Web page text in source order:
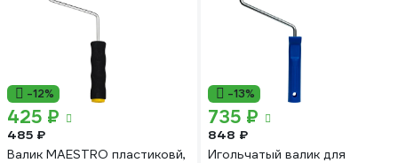
-12%
425 ₽
485 ₽
Валик MAESTRO пластиковй,
-13%
735 ₽
848 ₽
Игольчатый валик для